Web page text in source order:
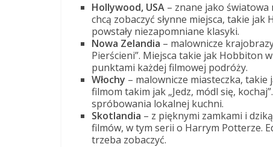
Hollywood, USA – znane jako
chcą zobaczyć słynne miejsca, takie
powstały niezapomniane klasyki.
Nowa Zelandia – malownicze
Pierścieni”. Miejsca takie jak Hobbiton
punktami każdej filmowej podróży.
Włochy – malownicze miasteczka,
filmom takim jak „Jedz, módl się,
spróbowania lokalnej kuchni.
Skotlandia – z pięknymi zamkami i
filmów, w tym serii o Harrym Potterze.
trzeba zobaczyć.